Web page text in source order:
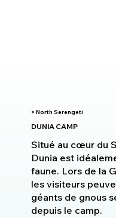
> North Serengeti
DUNIA CAMP
Situé au cœur du
Dunia est
faune. Lors de la
les visiteurs
géants de gnous
depuis le camp.